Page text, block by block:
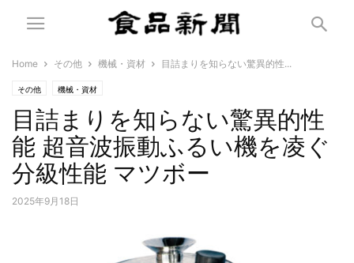
Home その他 機械・資材 目詰まりを知らない驚異的性...
その他 機械・資材
目詰まりを知らない驚異的性
能 超音波振動ふるい機を凌ぐ
分級性能 マツボー
2025年9月18日